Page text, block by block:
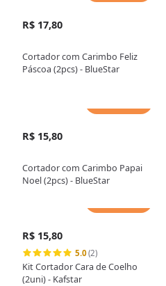
R$ 17,80
Cortador com Carimbo Feliz
Páscoa (2pcs) - BlueStar
R$ 15,80
Cortador com Carimbo Papai
Noel (2pcs) - BlueStar
R$ 15,80
5.0(2)
Kit Cortador Cara de Coelho
(2uni) - Kafstar